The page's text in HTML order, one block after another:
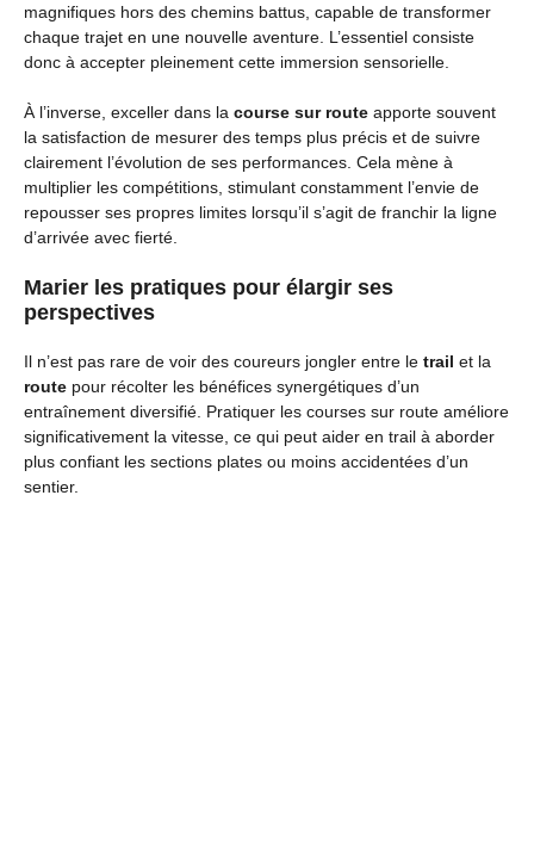
magnifiques hors des chemins battus, capable de transformer
chaque trajet en une nouvelle aventure. L’essentiel consiste
donc à accepter pleinement cette immersion sensorielle.
À l’inverse, exceller dans la course sur route apporte souvent
la satisfaction de mesurer des temps plus précis et de suivre
clairement l’évolution de ses performances. Cela mène à
multiplier les compétitions, stimulant constamment l’envie de
repousser ses propres limites lorsqu’il s’agit de franchir la ligne
d’arrivée avec fierté.
Marier les pratiques pour élargir ses
perspectives
Il n’est pas rare de voir des coureurs jongler entre le trail et la
route pour récolter les bénéfices synergétiques d’un
entraînement diversifié. Pratiquer les courses sur route améliore
significativement la vitesse, ce qui peut aider en trail à aborder
plus confiant les sections plates ou moins accidentées d’un
sentier.